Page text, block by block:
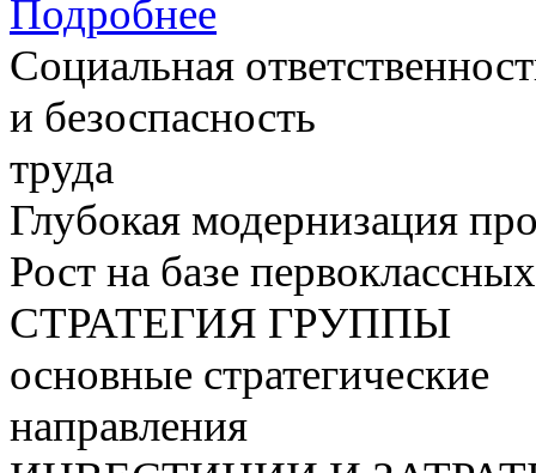
Подробнее
Социальная
и безоспасность
труда
Глубокая модернизация
Рост на базе
СТРАТЕГИЯ ГРУППЫ
основные стратегические
направления